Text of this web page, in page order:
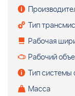
условиях.
(двигатель
эл.
Тип
Рабочая
Рабочий
Тип системы
Масса